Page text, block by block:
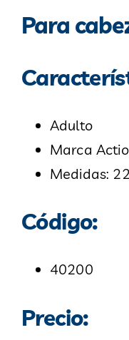
Para
Adulto
Marca
Medidas:
Código:
40200
Precio: